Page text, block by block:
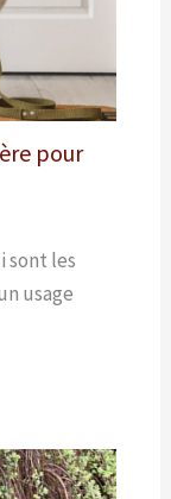
pour
sont les
usage